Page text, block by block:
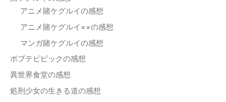
アニメ賭ケグルイの感想
アニメ賭ケグルイ××の感想
マンガ賭ケグルイの感想
ポプテピピックの感想
異世界食堂の感想
処刑少女の生きる道の感想